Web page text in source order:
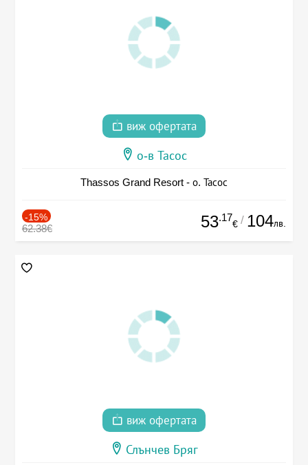
виж офертата
о-в Тасос
Thassos Grand Resort - о. Тасос
-15%
62.38€ 53.17
€ / 104лв.
виж офертата
Слънчев Бряг